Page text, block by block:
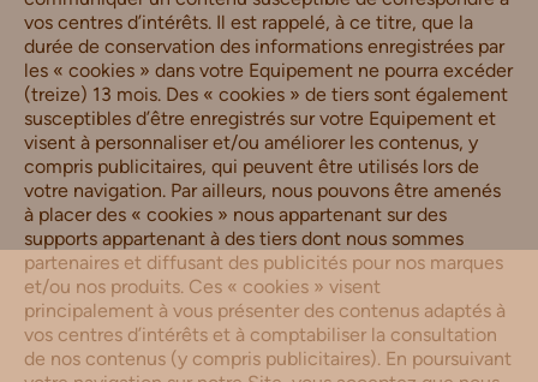
vos centres d’intérêts. Il est rappelé, à ce titre, que la
durée de conservation des informations enregistrées par
les « cookies » dans votre Equipement ne pourra excéder
(treize) 13 mois. Des « cookies » de tiers sont également
susceptibles d’être enregistrés sur votre Equipement et
visent à personnaliser et/ou améliorer les contenus, y
compris publicitaires, qui peuvent être utilisés lors de
votre navigation. Par ailleurs, nous pouvons être amenés
à placer des « cookies » nous appartenant sur des
supports appartenant à des tiers dont nous sommes
partenaires et diffusant des publicités pour nos marques
et/ou nos produits. Ces « cookies » visent
principalement à vous présenter des contenus adaptés à
vos centres d’intérêts et à comptabiliser la consultation
de nos contenus (y compris publicitaires). En poursuivant